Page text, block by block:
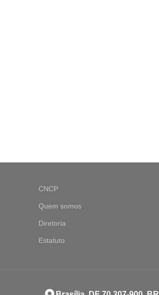
CNCP
Quem somos
Diretoria
Estatuto